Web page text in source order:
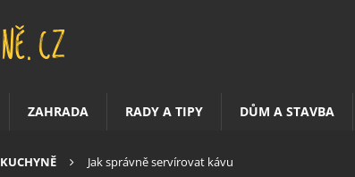
ZAHRADA RADY A TIPY DŮM A STAVBA
KUCHYNĚ Jak správně servírovat kávu